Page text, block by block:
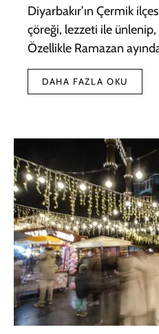
Diyarbakır’ın Çermik
çöreği, lezzeti ile ünlenip,
Özellikle Ramazan
DAHA FAZLA OKU